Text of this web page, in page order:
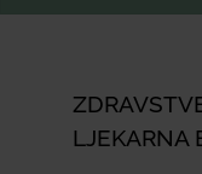
LJEKARNA